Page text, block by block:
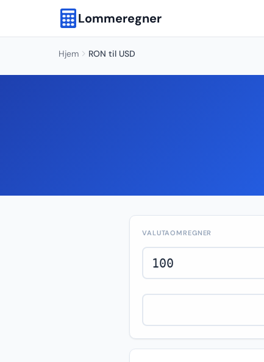
Lommeregner
Hjem RON til USD
VALUTAOMREGNER